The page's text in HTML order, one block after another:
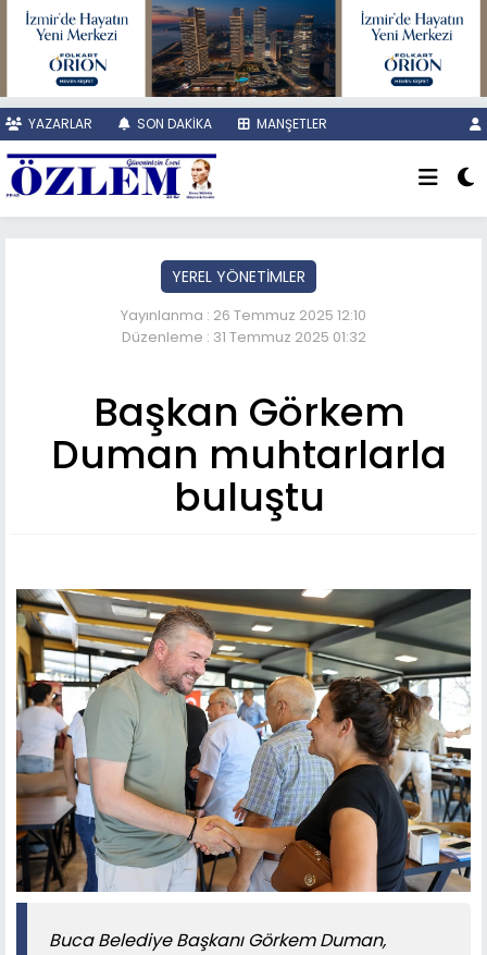
YAZARLAR SON DAKİKA MANŞETLER
YEREL YÖNETİMLER
Yayınlanma : 26 Temmuz 2025 12:10
Düzenleme : 31 Temmuz 2025 01:32
Başkan Görkem
Duman muhtarlarla
buluştu
Buca Belediye Başkanı Görkem Duman,